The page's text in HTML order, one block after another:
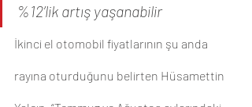
%12’lik artış yaşanabilir
İkinci el otomobil fiyatlarının şu anda
rayına oturduğunu belirten Hüsamettin